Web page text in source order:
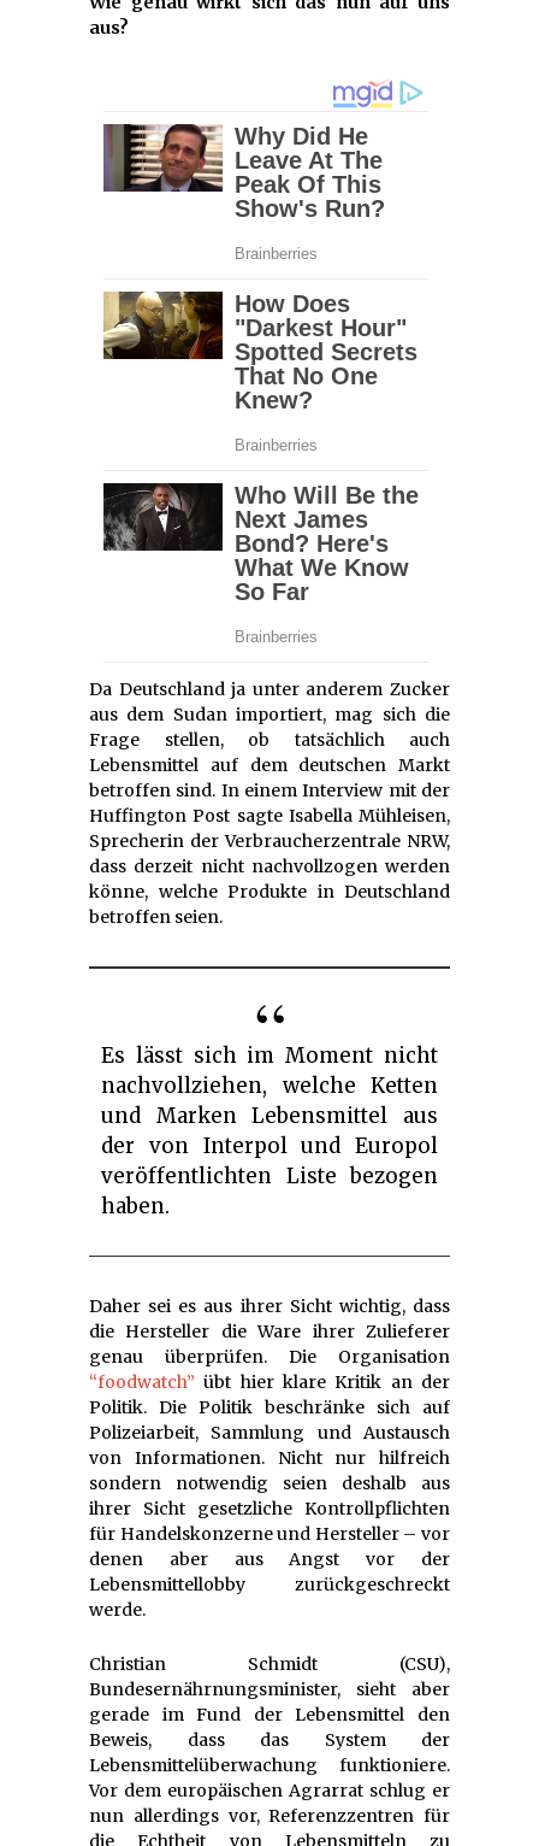
aus?
Da Deutschland ja unter anderem Zucker
aus dem Sudan importiert, mag sich die
Frage stellen, ob tatsächlich auch
Lebensmittel auf dem deutschen Markt
betroffen sind. In einem Interview mit der
Huffington Post sagte Isabella Mühleisen,
Sprecherin der Verbraucherzentrale NRW,
dass derzeit nicht nachvollzogen werden
könne, welche Produkte in Deutschland
betroffen seien.
Es lässt sich im Moment nicht
nachvollziehen, welche Ketten
und Marken Lebensmittel aus
der von Interpol und Europol
veröffentlichten Liste bezogen
haben.
Daher sei es aus ihrer Sicht wichtig, dass
die Hersteller die Ware ihrer Zulieferer
genau überprüfen. Die Organisation
“foodwatch” übt hier klare Kritik an der
Politik. Die Politik beschränke sich auf
Polizeiarbeit, Sammlung und Austausch
von Informationen. Nicht nur hilfreich
sondern notwendig seien deshalb aus
ihrer Sicht gesetzliche Kontrollpflichten
für Handelskonzerne und Hersteller – vor
denen aber aus Angst vor der
Lebensmittellobby zurückgeschreckt
werde.
Christian Schmidt (CSU),
Bundesernährnungsminister, sieht aber
gerade im Fund der Lebensmittel den
Beweis, dass das System der
Lebensmittelüberwachung funktioniere.
Vor dem europäischen Agrarrat schlug er
nun allerdings vor, Referenzzentren für
die Echtheit von Lebensmitteln zu